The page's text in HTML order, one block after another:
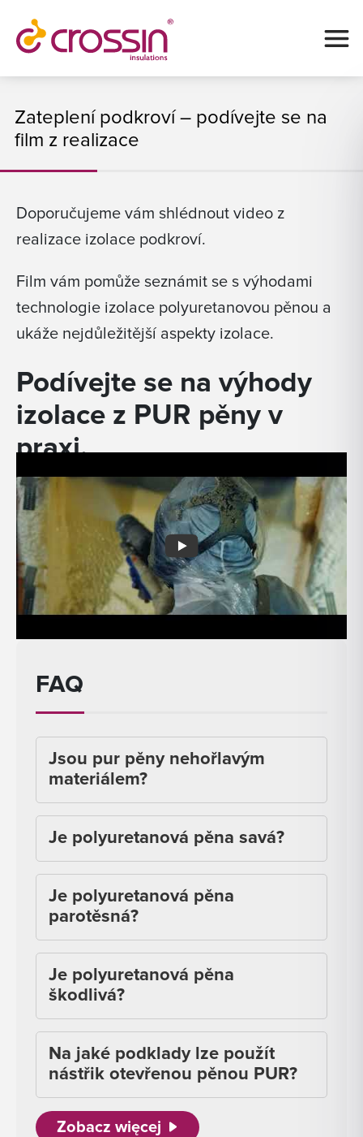
Zateplení podkroví – podívejte se na
film z realizace
Doporučujeme vám shlédnout video z
realizace izolace podkroví.
Film vám pomůže seznámit se s výhodami
technologie izolace polyuretanovou pěnou a
ukáže nejdůležitější aspekty izolace.
Podívejte se na výhody
izolace z PUR pěny v
praxi.
FAQ
Jsou pur pěny nehořlavým
materiálem?
Je polyuretanová pěna savá?
Je polyuretanová pěna
parotěsná?
Je polyuretanová pěna
škodlivá?
Na jaké podklady lze použít
nástřik otevřenou pěnou PUR?
Zobacz więcej